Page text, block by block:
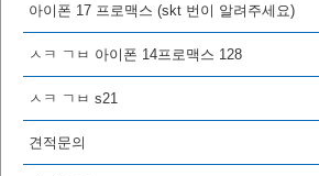
아이폰 17 프로맥스 (skt 번이 알려주세요)
ㅅㅋ ㄱㅂ 아이폰 14프로맥스 128
ㅅㅋ ㄱㅂ s21
견적문의